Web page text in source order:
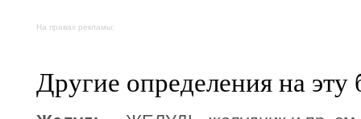
На правах рекламы:
Другие определения на эту